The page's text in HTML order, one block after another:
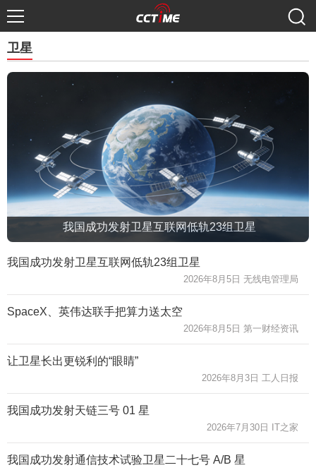
卫星
我国成功发射卫星互联网低轨23组卫星
我国成功发射卫星互联网低轨23组卫星
2026年8月5日 无线电管理局
SpaceX、英伟达联手把算力送太空
2026年8月5日 第一财经资讯
让卫星长出更锐利的“眼睛”
2026年8月3日 工人日报
我国成功发射天链三号 01 星
2026年7月30日 IT之家
我国成功发射通信技术试验卫星二十七号 A/B 星